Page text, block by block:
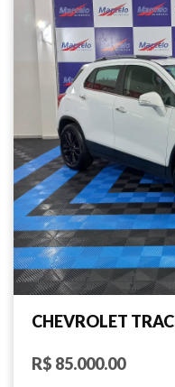
CHEVROLET
R$ 85.000.00